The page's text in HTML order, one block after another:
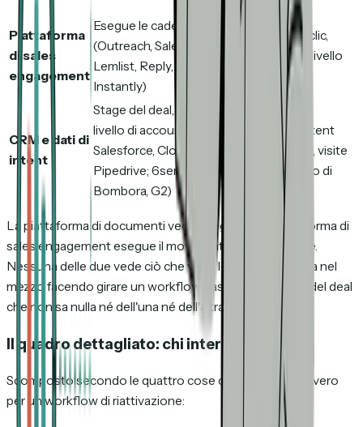
Piattaforma
di sales
engagement
Esegue le cadenze
(Outreach, Salesloft, Apollo,
Lemlist, Reply, Smartlead,
Instantly)
Aperture, clic,
risposte a livello
di email
CRM e dati di
intent
Stage del deal, attività a
livello di account (HubSpot,
Salesforce, Close,
Pipedrive; 6sense,
Bombora, G2)
Stato della
pipeline, intent
third-party, visite
web a livello di
azienda
La piattaforma di documenti vede il segnale. La piattaforma di
sales engagement esegue il movimento di riattivazione.
Nessuna delle due vede ciò che vede l'altra, e il CRM sta nel
mezzo facendo girare un workflow basato sullo stage del deal
che non sa nulla né dell'una né dell'altra.
Il quadro dettagliato: chi intercetta cosa
Scomposto secondo le quattro cose che contano davvero
per un workflow di riattivazione: